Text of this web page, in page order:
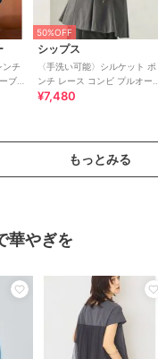
ンチ
ブス
50%OFF
シップス
〈手洗い可能〉シルケット ポ
ンチ レース コンビ プルオーバ
ー
¥7,480
もっとみる
華やぎを